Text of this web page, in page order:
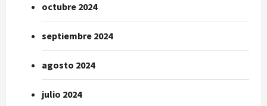
octubre 2024
septiembre 2024
agosto 2024
julio 2024